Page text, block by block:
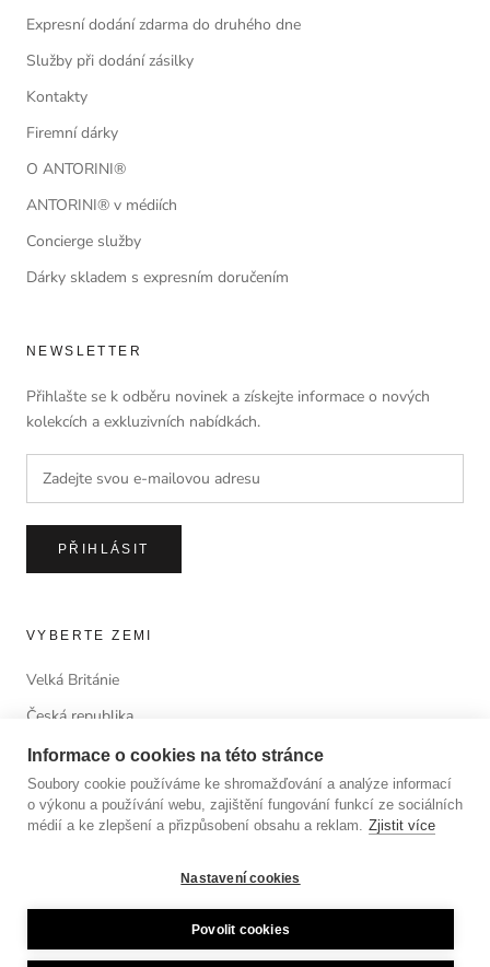
Expresní dodání zdarma do druhého dne
Služby při dodání zásilky
Kontakty
Firemní dárky
O ANTORINI®
ANTORINI® v médiích
Concierge služby
Dárky skladem s expresním doručením
NEWSLETTER
Přihlašte se k odběru novinek a získejte informace o nových
kolekcích a exkluzivních nabídkách.
PŘIHLÁSIT
VYBERTE ZEMI
Velká Británie
Česká republika
© ANTORINI®
© 2023 LUSSOLIBE Milano SE. All Rights Reserved.
Informace o cookies na této stránce
Soubory cookie používáme ke shromažďování a analýze informací
o výkonu a používání webu, zajištění fungování funkcí ze sociálních
médií a ke zlepšení a přizpůsobení obsahu a reklam. Zjistit více
Nastavení cookies
Povolit cookies